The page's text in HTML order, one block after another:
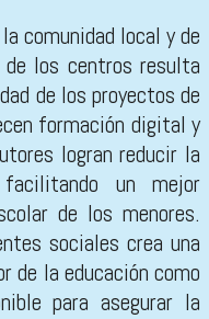
comunidad local y de
los centros resulta
de los proyectos de
formación digital y
logran reducir la
un mejor
de los menores.
sociales crea una
de la educación como
para asegurar la